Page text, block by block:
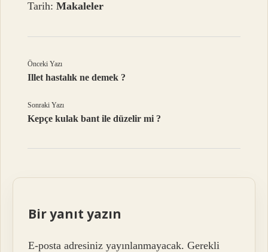
Tarih:Makaleler
Önceki Yazı
Illet hastalık ne demek ?
Sonraki Yazı
Kepçe kulak bant ile düzelir mi ?
Bir yanıt yazın
E-posta adresiniz yayınlanmayacak. Gerekli